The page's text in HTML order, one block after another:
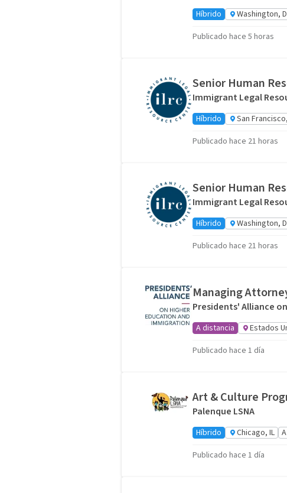
Híbrido Washington,
Publicado hace 5 horas
Senior Human
Immigrant Legal
Híbrido San
Publicado hace 21 horas
Senior Human
Immigrant Legal
Híbrido Washington,
Publicado hace 21 horas
Managing
Presidents' Alliance
A distancia Estados
Publicado hace 1 día
Art & Culture
Palenque LSNA
Híbrido Chicago, IL
Publicado hace 1 día